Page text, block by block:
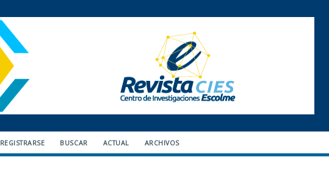
REGISTRARSE BUSCAR ACTUAL ARCHIVOS